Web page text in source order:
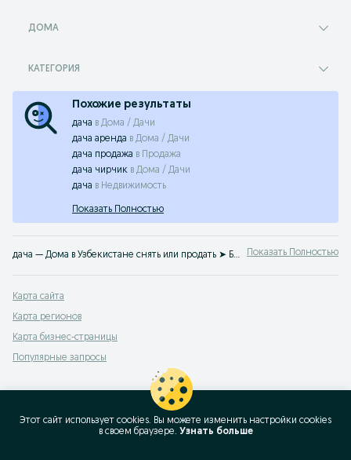
ДОМА
КАТЕГОРИЯ
Похожие результаты
дача в Дома / Дачи
дача аренда в Дома / Дачи
дача продажа в
Продажа
дача чирчик в Дома / Дачи
дача в Недвижимость
Показать Полностью
дача — Дома в Узбекистане снять или продать ➤ Большой выбор предложений по выгодным ценам ☝ Найдите подходящий вариант без посредников на OLX.uz Показать Полностью
Карта сайта
Карта регионов
Карта бизнес-страницы
Популярные запросы
Этот сайт использует cookies. Вы можете изменить настройки cookies
в своeм браузере. Узнать больше